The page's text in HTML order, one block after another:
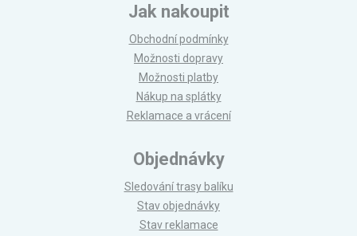
Jak nakoupit
Obchodní podmínky
Možnosti dopravy
Možnosti platby
Nákup na splátky
Reklamace a vrácení
Objednávky
Sledování trasy balíku
Stav objednávky
Stav reklamace